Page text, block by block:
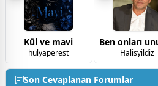
Kül ve mavi
hulyaperest Halisyildiz
Son Cevaplanan Forumlar